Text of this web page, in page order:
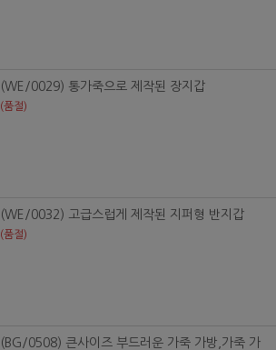
(WE/0029) 통가죽으로 제작된 장지갑
(품절)
(WE/0032) 고급스럽게 제작된 지퍼형 반지갑
(품절)
(BG/0508) 큰사이즈 부드러운 가죽 가방,가죽 가